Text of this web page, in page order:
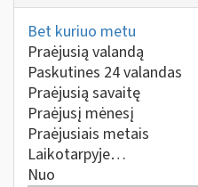
Bet kuriuo metu
Praėjusią valandą
Paskutines 24 valandas
Praėjusią savaitę
Praėjusį mėnesį
Praėjusiais metais
Laikotarpyje…
Nuo